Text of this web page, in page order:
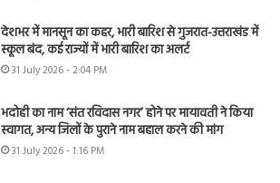
देशभर में मानसून का कहर, भारी बारिश से गुजरात-उत्तराखंड में
स्कूल बंद, कई राज्यों में भारी बारिश का अलर्ट
31 July 2026 - 2:04 PM
भदोही का नाम ‘संत रविदास नगर’ होने पर मायावती ने किया
स्वागत, अन्य जिलों के पुराने नाम बहाल करने की मांग
31 July 2026 - 1:16 PM